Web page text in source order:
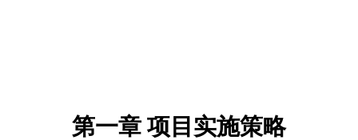
第一章 项目实施策略